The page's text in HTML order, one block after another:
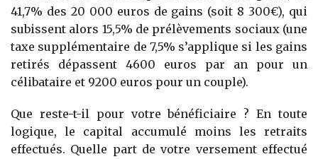
41,7% des 20 000 euros de gains (soit 8 300€), qui
subissent alors 15,5% de prélèvements sociaux (une
taxe supplémentaire de 7,5% s’applique si les gains
retirés dépassent 4600 euros par an pour un
célibataire et 9200 euros pour un couple).
Que reste-t-il pour votre bénéficiaire ? En toute
logique, le capital accumulé moins les retraits
effectués. Quelle part de votre versement effectué